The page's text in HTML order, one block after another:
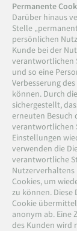
Permanente
Darüber hinaus
Stelle
persönlichen
Kunde bei der
verantwortlichen
und so eine
Verbesserung
können. Durch
sichergestellt,
erneuten Besuch
verantwortlichen
Einstellungen
verwenden die
verantwortliche
Cookies, um
zu können. Diese
Cookie
anonym ab. Eine
des Kunden wird